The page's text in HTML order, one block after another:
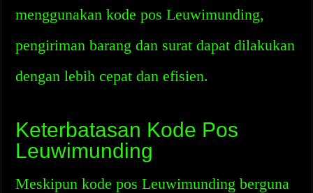
menggunakan kode pos Leuwimunding,
pengiriman barang dan surat dapat dilakukan
dengan lebih cepat dan efisien.
Keterbatasan Kode Pos
Leuwimunding
Meskipun kode pos Leuwimunding berguna